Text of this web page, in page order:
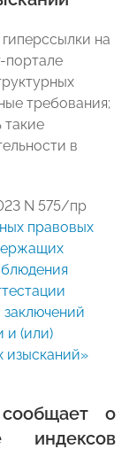
на
портале
требования;
такие
в
N 575/пр
правовых
заключений
и (или)
изысканий»
о
индексов